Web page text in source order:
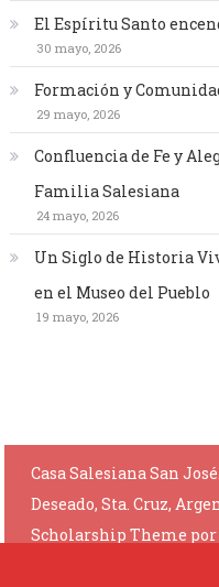
El Espíritu Santo
30 mayo, 2026
Formación y
29 mayo, 2026
Confluencia de Fe y
Familia Salesiana
24 mayo, 2026
Un Siglo de Historia
en el Museo del Pueblo
19 mayo, 2026
Casa Salesiana San
Deseado, Sta. Cruz,
Scholarship Theme por